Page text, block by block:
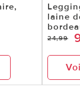
laine
24,99